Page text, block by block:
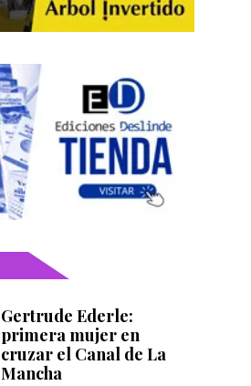
Gertrude Ederle:
primera mujer en
cruzar el Canal de La
Mancha